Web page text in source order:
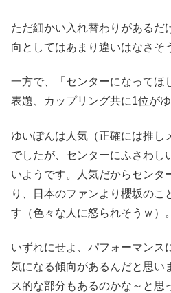
ただ細かい入れ替わりがあるだ
向としてはあまり違いはなさそ
一方で、「センターになってほ
表題、カップリング共に1位がゆ
ゆいぽんは人気（正確には推し
でしたが、センターにふさわし
いようです。人気だからセンタ
り、日本のファンより櫻坂のこ
す（色々な人に怒られそうｗ）。
いずれにせよ、パフォーマンス
気になる傾向があるんだと思い
ス的な部分もあるのかな～と思